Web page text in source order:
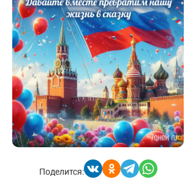
Поделится: